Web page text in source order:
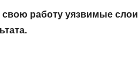
свою работу уязвимые слои